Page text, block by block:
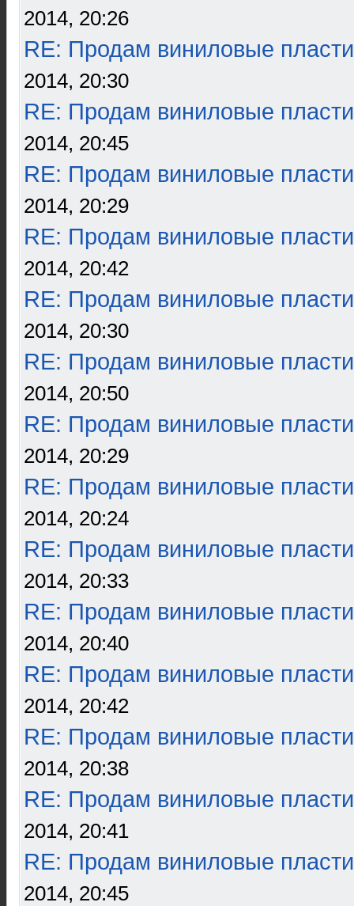
2014, 20:26
RE: Продам виниловые
2014, 20:30
RE: Продам виниловые
2014, 20:45
RE: Продам виниловые
2014, 20:29
RE: Продам виниловые
2014, 20:42
RE: Продам виниловые
2014, 20:30
RE: Продам виниловые
2014, 20:50
RE: Продам виниловые
2014, 20:29
RE: Продам виниловые
2014, 20:24
RE: Продам виниловые
2014, 20:33
RE: Продам виниловые
2014, 20:40
RE: Продам виниловые
2014, 20:42
RE: Продам виниловые
2014, 20:38
RE: Продам виниловые
2014, 20:41
RE: Продам виниловые
2014, 20:45